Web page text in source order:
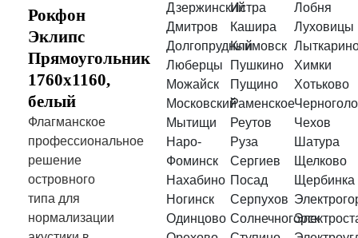
Рокфон
Эклипс
Прямоугольник
1760х1160,
белый
Флагманское
профессиональное
решение
островного
типа для
нормализации
Дзержинский
Дмитров
Долгопрудный
Истра
Кашира
Климовск
Лобня
Луховицы
Люберцы
Можайск
Московский
Мытищи
Наро-
Фоминск
Нахабино
Ногинск
Одинцово
Пушкино
Пущино
Раменское
Реутов
Руза
Сергиев
Посад
Серпухов
Солнечногорск
Химки
Хотьково
Чехов
Шатура
Щелково
Щербинка